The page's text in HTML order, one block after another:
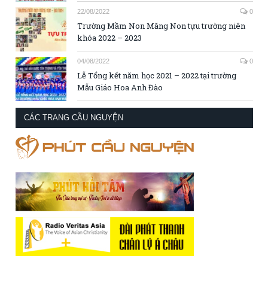
22/08/2022 0
Trường Mầm Non Măng Non tựu trường niên
khóa 2022 – 2023
04/08/2022 0
Lễ Tổng kết năm học 2021 – 2022 tại trường
Mẫu Giáo Hoa Anh Đào
CÁC TRANG CẦU NGUYỆN